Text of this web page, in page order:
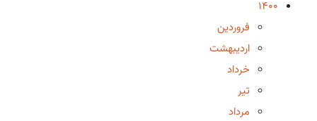
1400
فروردین
اردیبهشت
خرداد
تیر
مرداد